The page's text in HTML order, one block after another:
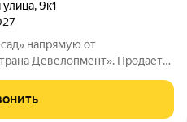
улица,9к1
напрямую от
Девелопмент». Продается
34,43 кв. м. Жилой комплекс